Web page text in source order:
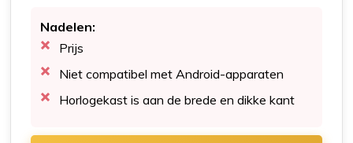
Nadelen:
Prijs
Niet compatibel met Android-apparaten
Horlogekast is aan de brede en dikke kant